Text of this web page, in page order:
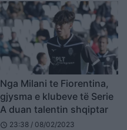
Nga Milani te Fiorentina,
gjysma e klubeve të Serie
A duan talentin shqiptar
schedule 23:38 / 08/02/2023